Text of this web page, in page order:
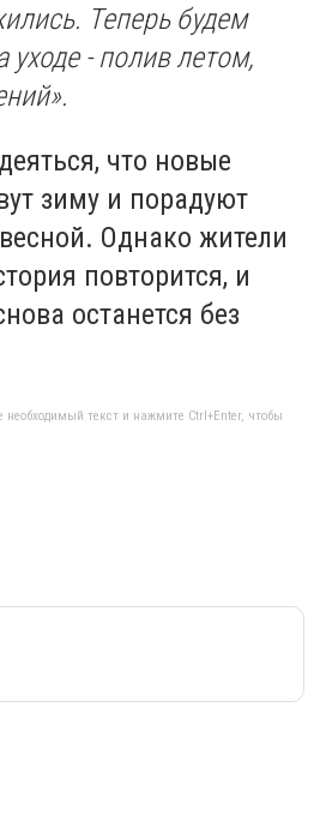
Теперь будем
уходе - полив летом,
что новые
зиму и порадуют
Однако жители
повторится, и
останется без
текст и нажмите Ctrl+Enter, чтобы